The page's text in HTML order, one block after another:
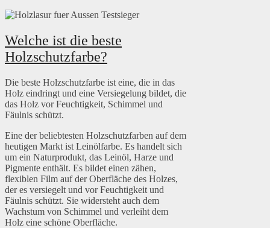
Welche ist die beste
Holzschutzfarbe?
Die beste Holzschutzfarbe ist eine, die in das
Holz eindringt und eine Versiegelung bildet, die
das Holz vor Feuchtigkeit, Schimmel und
Fäulnis schützt.
Eine der beliebtesten Holzschutzfarben auf dem
heutigen Markt ist Leinölfarbe. Es handelt sich
um ein Naturprodukt, das Leinöl, Harze und
Pigmente enthält. Es bildet einen zähen,
flexiblen Film auf der Oberfläche des Holzes,
der es versiegelt und vor Feuchtigkeit und
Fäulnis schützt. Sie widersteht auch dem
Wachstum von Schimmel und verleiht dem
Holz eine schöne Oberfläche.